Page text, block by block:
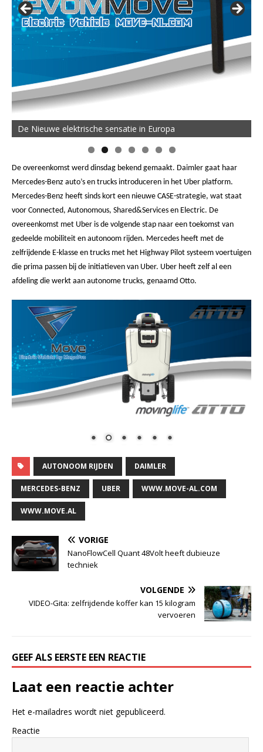
De Nieuwe elektrische sensatie in Europa
De overeenkomst werd dinsdag bekend gemaakt. Daimler gaat haar
Mercedes-Benz auto’s en trucks introduceren in het Uber platform.
Mercedes-Benz heeft sinds kort een nieuwe CASE-strategie, wat staat
voor Connected, Autonomous, Shared&Services en Electric. De
overeenkomst met Uber is de volgende stap naar een toekomst van
gedeelde mobiliteit en autonoom rijden. Mercedes heeft met de
zelfrijdende E-klasse en trucks met het Highway Pilot systeem voertuigen
die prima passen bij de initiatieven van Uber. Uber heeft zelf al een
afdeling die werkt aan autonome trucks, genaamd Otto.
AUTONOOM RIJDEN DAIMLER
MERCEDES-BENZ UBER WWW.MOVE-AL.COM
WWW.MOVE.AL
VORIGE
NanoFlowCell Quant 48Volt heeft dubieuze
techniek
VOLGENDE
VIDEO-Gita: zelfrijdende koffer kan 15 kilogram
vervoeren
GEEF ALS EERSTE EEN REACTIE
Laat een reactie achter
Het e-mailadres wordt niet gepubliceerd.
Reactie